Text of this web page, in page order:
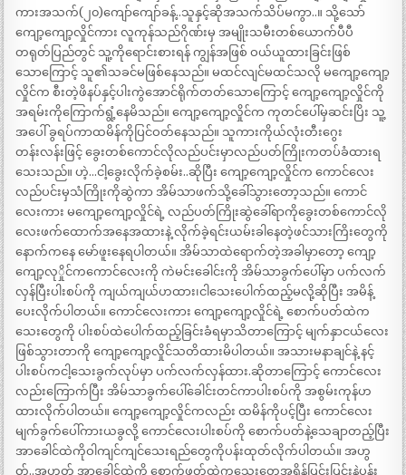
ကားအသက်(၂၀)ကျော်ကျော်ခန့်..သူနှင့်ဆိုအသက်သိပ်မကွာ..။ သို့သော်
ကျော့ကျော့လှိုင်ကား လူကုန်သည်ဂိုဏ်းမှ အမျိုးသမီးတစ်ယောက်ပီပီ
တရုတ်ပြည်တွင် သူ့ကိုရောင်းစားရန် ကျွန်အဖြစ် ဝယ်ယူထားခြင်းဖြစ်
သောကြောင့် သူ၏သခင်မဖြစ်နေသည်။ မထင်လျင်မထင်သလို မကျော့ကျော့
လှိုင်က စီးတဲ့ဖိနပ်နှင့်ပါးကွဲအောင်ရိုက်တတ်သောကြောင့် ကျော့ကျော့လှိုင်ကို
အရမ်းကိုကြောက်ရွံ့နေမိသည်။ ကျော့ကျော့လှိုင်က ကုတင်ပေါ်မှဆင်းပြိး သူ့
အပေါ် ခွရပ်ကာထမိန်ကိုပြင်ဝတ်နေသည်။ သူကားကိုယ်လုံးတီးဂွေး
တန်းလန်းဖြင့် ခွေးတစ်ကောင်လိုလည်ပင်းမှာလည်ပတ်ကြိုးကတပ်ခံထားရ
သေးသည်။ ဟဲ့…ငါ့ခွေးလိုက်ခဲ့စမ်း..ဆိုပြီး ကျော့ကျော့လှိုင်က ကောင်လေး
လည်ပင်းမှသံကြိုးကိုဆွဲကာ အိမ်သာဖက်သို့ခေါ်သွားတော့သည်။ ကောင်
လေးကား မကျော့ကျော့လှိုင်ရဲ့ လည်ပတ်ကြိုးဆွဲခေါ်ရာကိုခွေးတစ်ကောင်လို
လေးဖက်ထောက်အနေအထားနဲ့ လိုက်ခဲ့ရင်းယမ်းခါနေတဲ့ဖင်သားကြိးတွေကို
နောက်ကနေ မော်ဖူးနေရပါတယ်။ အိမ်သာထဲရောက်တဲ့အခါမှာတော့ ကျော့
ကျော့လုှိုင်ကကောင်လေးကို ကဲမင်းခေါင်းကို အိမ်သာခွက်ပေါ်မှာ ပက်လက်
လှန်ပြီးပါးစပ်ကို ကျယ်ကျယ်ဟထား၊ငါသေးပေါက်ထည့်မလို့ဆိုပြီး အမိန့်
ပေးလိုက်ပါတယ်။ ကောင်လေးကား ကျော့ကျော့လှိုင်ရဲ့ စောက်ပတ်ထဲက
သေးတွေကို ပါးစပ်ထဲပေါက်ထည့်ခြင်းခံရမှာသိတာကြောင့် မျက်နှာငယ်လေး
ဖြစ်သွားတာကို ကျော့ကျော့လှိုင်သတိထားမိပါတယ်။ အသားမနာချင်နဲ့ နင့်
ပါးစပ်ကငါ့သေးခွက်လုပ်မှာ ပက်လက်လှန်ထား.ဆိုတာကြောင့် ကောင်လေး
လည်းကြောက်ပြီး အိမ်သာခွက်ပေါ်ခေါင်းတင်ကာပါးစပ်ကို အစွမ်းကုန်ဟ
ထားလိုက်ပါတယ်။ ကျော့ကျော့လှိုင်ကလည်း ထမိန်ကိုပင့်ပြီး ကောင်လေး
မျက်ခွက်ပေါ်ကားယခွလို့ ကောင်လေးပါးစပ်ကို စောက်ပတ်နဲ့သေချာတည့်ပြီး
အာခေါင်ထဲကိုဝါကျင်ကျင်သေးရည်တွေကိုပန်းထုတ်လိုက်ပါတယ်။ အဟွ
တ်..အဟွတ် အာခေါင်ထဲကို စောက်ဖုတ်ထဲကသေးတွေအရှိန်ပြင်းပြင်းနဲ့ပန်း